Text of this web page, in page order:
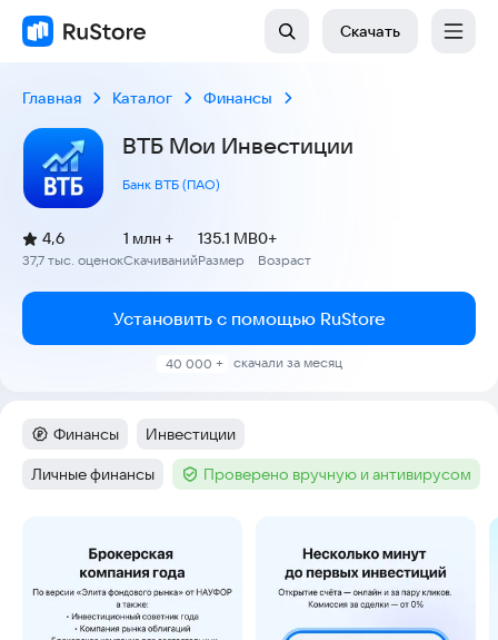
Скачать
Главная Каталог Финансы
ВТБ Мои Инвестиции
Банк ВТБ (ПАО)
Рейтинг:
4,6
(
37,7 тыс. оценок
)
Скачиваний
1 млн +
Размер
135.1 MB
Возраст
0+
Установить с помощью RuStore
40 000 + скачали за месяц
Категория:
Финансы Тег:
Инвестиции
Тег:
Личные финансы Тег :Проверено вручную и антивирусом